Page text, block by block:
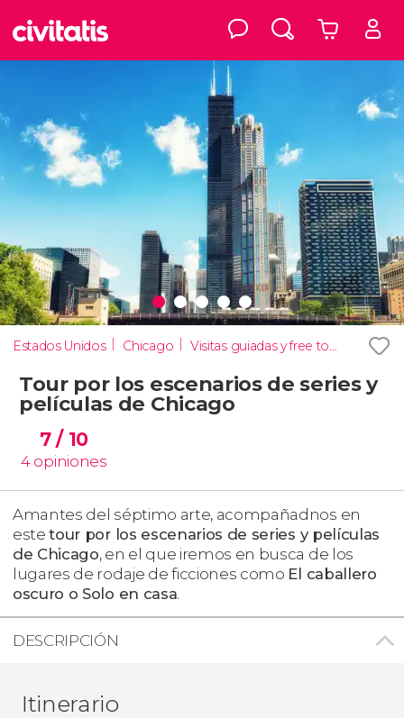
Estados Unidos Chicago Visitas guiadas y free tours
Tour por los escenarios de series y
películas de Chicago
7/ 10
4 opiniones
Amantes del séptimo arte, acompañadnos en
estetour por los escenarios de series y películas
de Chicago, en el que iremos en busca de los
lugares de rodaje de ficciones como El caballero
oscuro o Solo en casa.
DESCRIPCIÓN
Itinerario